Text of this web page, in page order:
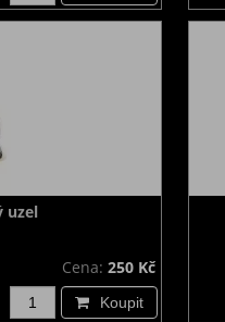
uzel
Cena: 250 Kč
Koupit